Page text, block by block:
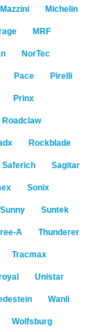
Mazzini Michelin
MRF
NorTec
Pace Pirelli
Prinx
Roadclaw
Rockblade
Saferich Sagitar
Sonix
Sunny Suntek
A Thunderer
Tracmax
Unistar
Wanli
Wolfsburg